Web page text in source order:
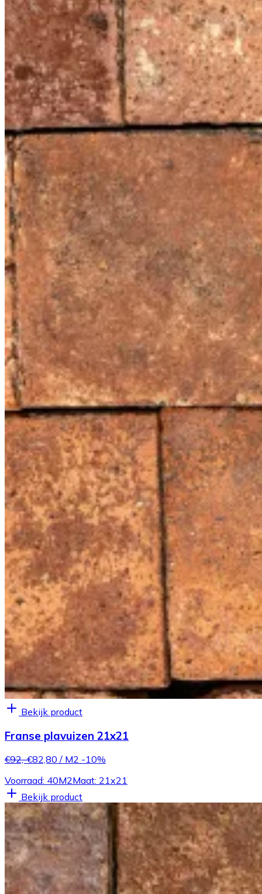
Bekijk product
Franse plavuizen 21x21
€92,-€82,80 / M2 -10%
Voorraad: 40M2Maat: 21x21
Bekijk product